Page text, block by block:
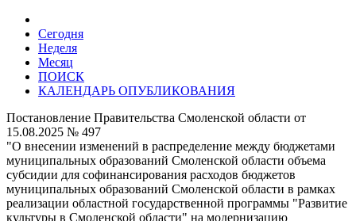
Сегодня
Неделя
Месяц
ПОИСК
КАЛЕНДАРЬ ОПУБЛИКОВАНИЯ
Постановление Правительства Смоленской области от
15.08.2025 № 497
"О внесении изменений в распределение между бюджетами
муниципальных образований Смоленской области объема
субсидии для софинансирования расходов бюджетов
муниципальных образований Смоленской области в рамках
реализации областной государственной программы "Развитие
культуры в Смоленской области" на модернизацию